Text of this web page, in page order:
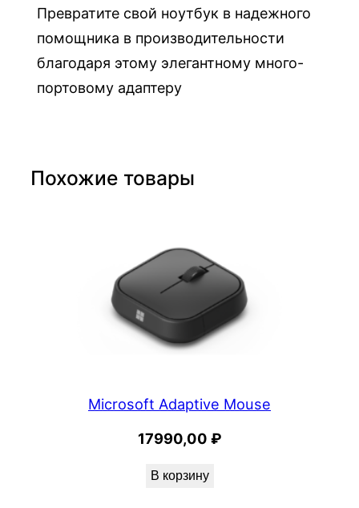
®
T
v
u
Превратите свой ноутбук в надежного
помощника в производительности
благодаря этому элегантному много-
портовому адаптеру
Похожие товары
Microsoft Adaptive Mouse
17990,00 ₽
В корзину